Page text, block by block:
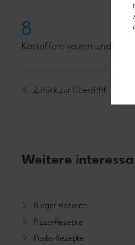
8
Kartoffeln salzen und
Zurück zur Übersicht
Weitere
Burger-Rezepte
Pizza-Rezepte
Pasta-Rezepte